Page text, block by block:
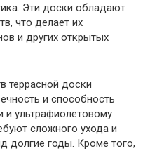
Эти доски обладают
что делает их
и других открытых
террасной доски
и способность
и ультрафиолетовому
сложного ухода и
долгие годы. Кроме того,